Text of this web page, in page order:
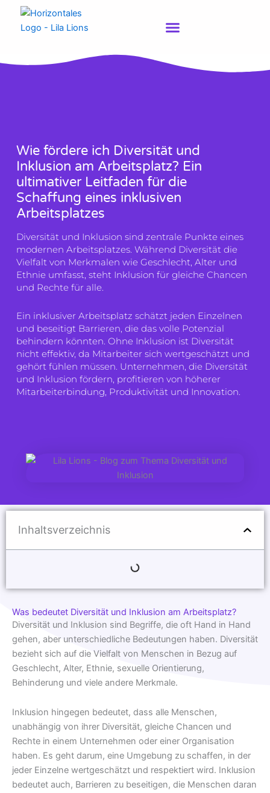
springen
Wie fördere ich Diversität und
Inklusion am Arbeitsplatz? Ein
ultimativer Leitfaden für die
Schaffung eines inklusiven
Arbeitsplatzes
Diversität und Inklusion sind zentrale Punkte eines
modernen Arbeitsplatzes. Während Diversität die
Vielfalt von Merkmalen wie Geschlecht, Alter und
Ethnie umfasst, steht Inklusion für gleiche Chancen
und Rechte für alle.
Ein inklusiver Arbeitsplatz schätzt jeden Einzelnen
und beseitigt Barrieren, die das volle Potenzial
behindern könnten. Ohne Inklusion ist Diversität
nicht effektiv, da Mitarbeiter sich wertgeschätzt und
gehört fühlen müssen. Unternehmen, die Diversität
und Inklusion fördern, profitieren von höherer
Mitarbeiterbindung, Produktivität und Innovation.
Inhaltsverzeichnis
Was bedeutet Diversität und Inklusion am Arbeitsplatz?
Diversität und Inklusion sind Begriffe, die oft Hand in Hand
gehen, aber unterschiedliche Bedeutungen haben. Diversität
bezieht sich auf die Vielfalt von Menschen in Bezug auf
Geschlecht, Alter, Ethnie, sexuelle Orientierung,
Behinderung und viele andere Merkmale.
Inklusion hingegen bedeutet, dass alle Menschen,
unabhängig von ihrer Diversität, gleiche Chancen und
Rechte in einem Unternehmen oder einer Organisation
haben. Es geht darum, eine Umgebung zu schaffen, in der
jeder Einzelne wertgeschätzt und respektiert wird. Inklusion
bedeutet auch, Barrieren zu beseitigen, die Menschen daran